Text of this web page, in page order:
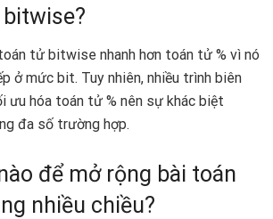
bitwise?
tử bitwise nhanh hơn toán tử % vì nó
ở mức bit. Tuy nhiên, nhiều trình biên
ưu hóa toán tử % nên sự khác biệt
đa số trường hợp.
để mở rộng bài toán
nhiều chiều?